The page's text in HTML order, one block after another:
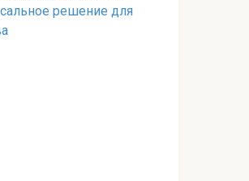
решение для